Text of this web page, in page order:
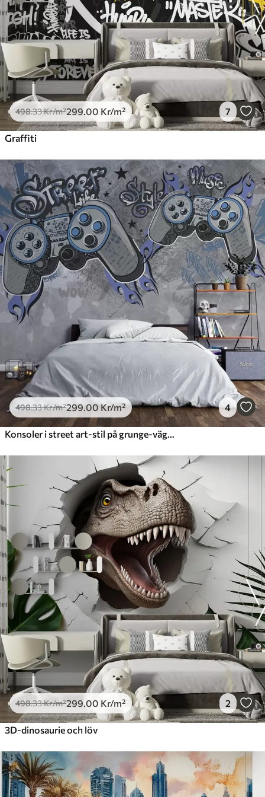
725.00435.00 Kr/m²
Peel and Stick
.00540.00Kr/m²
498.33Kr/m²299 .00 Kr/m² 7
Graffiti
498.33Kr/m²299.00 Kr/m² 4
498.33Kr/m²299 .00 Kr/m² 2
3D-dinosaurie och löv